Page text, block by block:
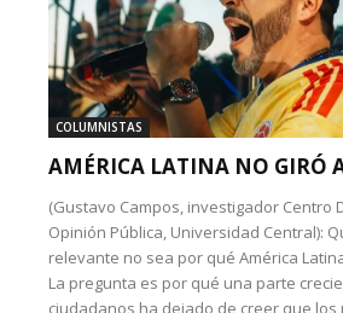
COLUMNISTAS
AMÉRICA LATINA NO GIRÓ
(Gustavo Campos, investigador Centro
Opinión Pública, Universidad Central):
relevante no sea por qué América
La pregunta es por qué una parte
ciudadanos ha dejado de creer que los